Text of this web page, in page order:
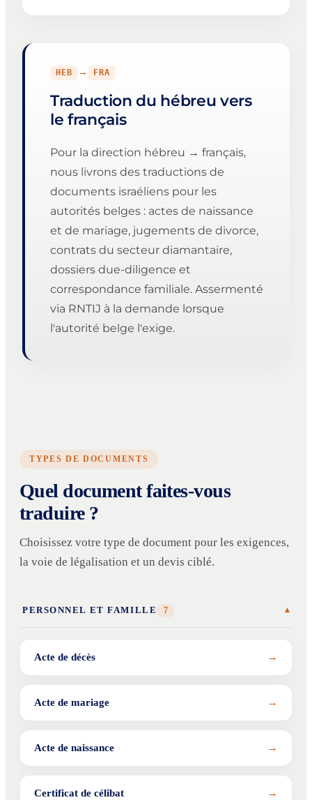
HEB → FRA
Traduction du hébreu vers
le français
Pour la direction hébreu → français,
nous livrons des traductions de
documents israéliens pour les
autorités belges : actes de naissance
et de mariage, jugements de divorce,
contrats du secteur diamantaire,
dossiers due-diligence et
correspondance familiale. Assermenté
via RNTIJ à la demande lorsque
l'autorité belge l'exige.
TYPES DE DOCUMENTS
Quel document faites-vous
traduire ?
Choisissez votre type de document pour les exigences,
la voie de légalisation et un devis ciblé.
PERSONNEL ET FAMILLE 7 ▾
Acte de décès →
Acte de mariage →
Acte de naissance →
Certificat de célibat →